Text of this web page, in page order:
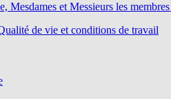
Mesdames et Messieurs les
de vie et conditions de travail